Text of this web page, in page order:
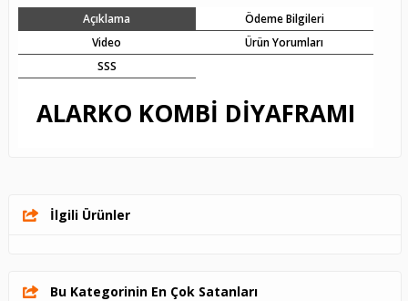
Açıklama
Ödeme Bilgileri
Video
Ürün Yorumları
SSS
ALARKO KOMBİ DİYAFRAMI
İlgili Ürünler
Bu Kategorinin En Çok Satanları